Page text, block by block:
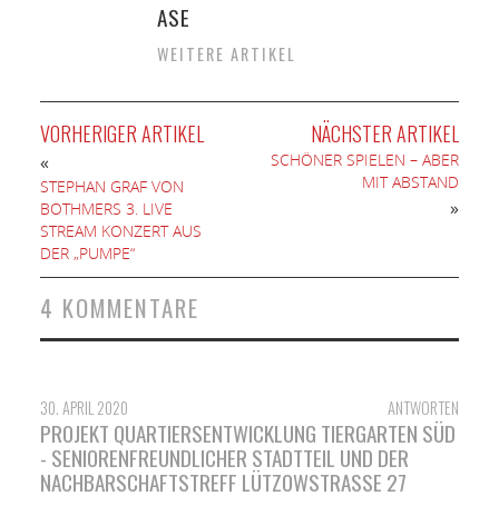
ASE
WEITERE ARTIKEL
VORHERIGER ARTIKEL
«
STEPHAN GRAF VON
BOTHMERS 3. LIVE
STREAM KONZERT AUS
DER „PUMPE“
NÄCHSTER ARTIKEL
SCHÖNER SPIELEN – ABER
MIT ABSTAND
»
4 KOMMENTARE
ANTWORTEN
30. APRIL 2020
PROJEKT QUARTIERSENTWICKLUNG TIERGARTEN SÜD
- SENIORENFREUNDLICHER STADTTEIL UND DER
NACHBARSCHAFTSTREFF LÜTZOWSTRASSE 27